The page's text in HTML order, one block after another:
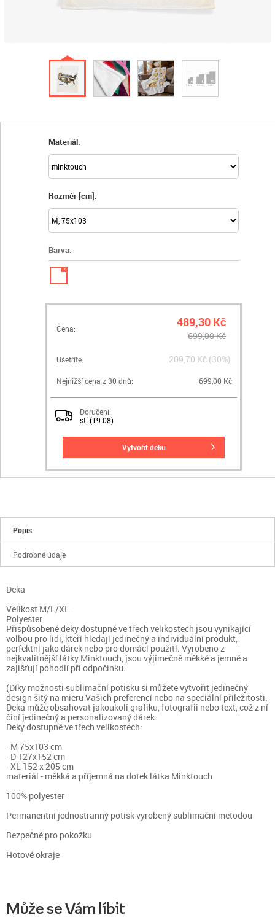
Materiál:
Rozměr [cm]:
Barva:
✓
Cena: 489,30 Kč
699,00 Kč
Ušetříte: 209,70 Kč (30%)
Nejnižší cena z 30 dnů: 699,00 Kč
Doručení:
st. (19.08)
vytvořit deku
Popis
Podrobné údaje
Deka
Velikost M/L/XL
Polyester
Přispůsobené deky dostupné ve třech velikostech jsou vynikající
volbou pro lidi, kteří hledají jedinečný a individuální produkt,
perfektní jako dárek nebo pro domácí použití. Vyrobeno z
nejkvalitnější látky Minktouch, jsou výjimečně měkké a jemné a
zajišťují pohodlí při odpočinku.
(Díky možnosti sublimační potisku si můžete vytvořit jedinečný
design šitý na mieru Vašich preferencí nebo na speciální příležitosti.
Deka může obsahovat jakoukoli grafiku, fotografii nebo text, což z ní
činí jedinečný a personalizovaný dárek.
Deky dostupné ve třech velikostech:
- M 75x103 cm
- D 127x152 cm
- XL 152 x 205 cm
materiál - měkká a příjemná na dotek látka Minktouch
100% polyester
Permanentní jednostranný potisk vyrobený sublimační metodou
Bezpečné pro pokožku
Hotové okraje
Může se Vám líbit